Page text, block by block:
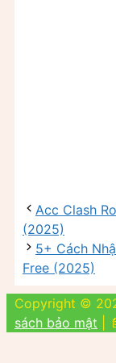
Acc Clash
(2025)
5+ Cách
Free (2025)
Copyright ©
sách bảo mật |